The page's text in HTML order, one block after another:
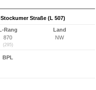
Straße (L 507)
L-Rang
870
(295)
Land
NW
BPL